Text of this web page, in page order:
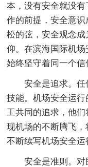
本，没有安全就没
作的前提，安全意
松的弦，安全观念
仰。在滨海国际机
始终坚守着同一个
安全是追求。
技能。机场安全运
工共同的追求，他
现机场的不断腾飞，
不断续写机场安全运
安全是准则。对